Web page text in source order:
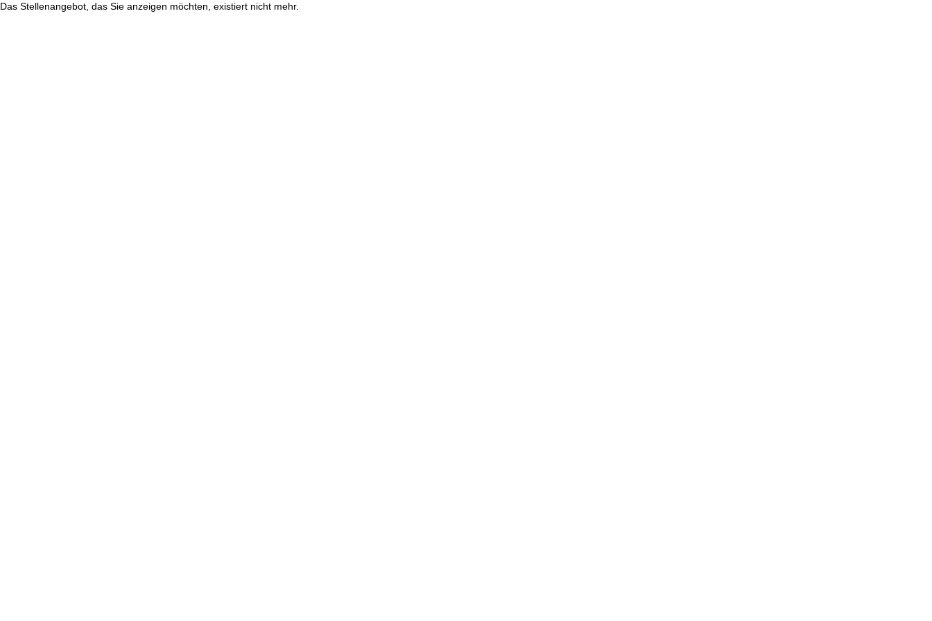
Das Stellenangebot, das Sie anzeigen möchten, existiert nicht mehr.